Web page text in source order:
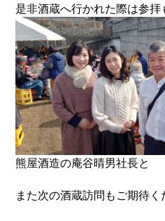
是非酒蔵へ行かれた際は参拝
熊屋酒造の庵谷晴男社長と
また次の酒蔵訪問もご期待く